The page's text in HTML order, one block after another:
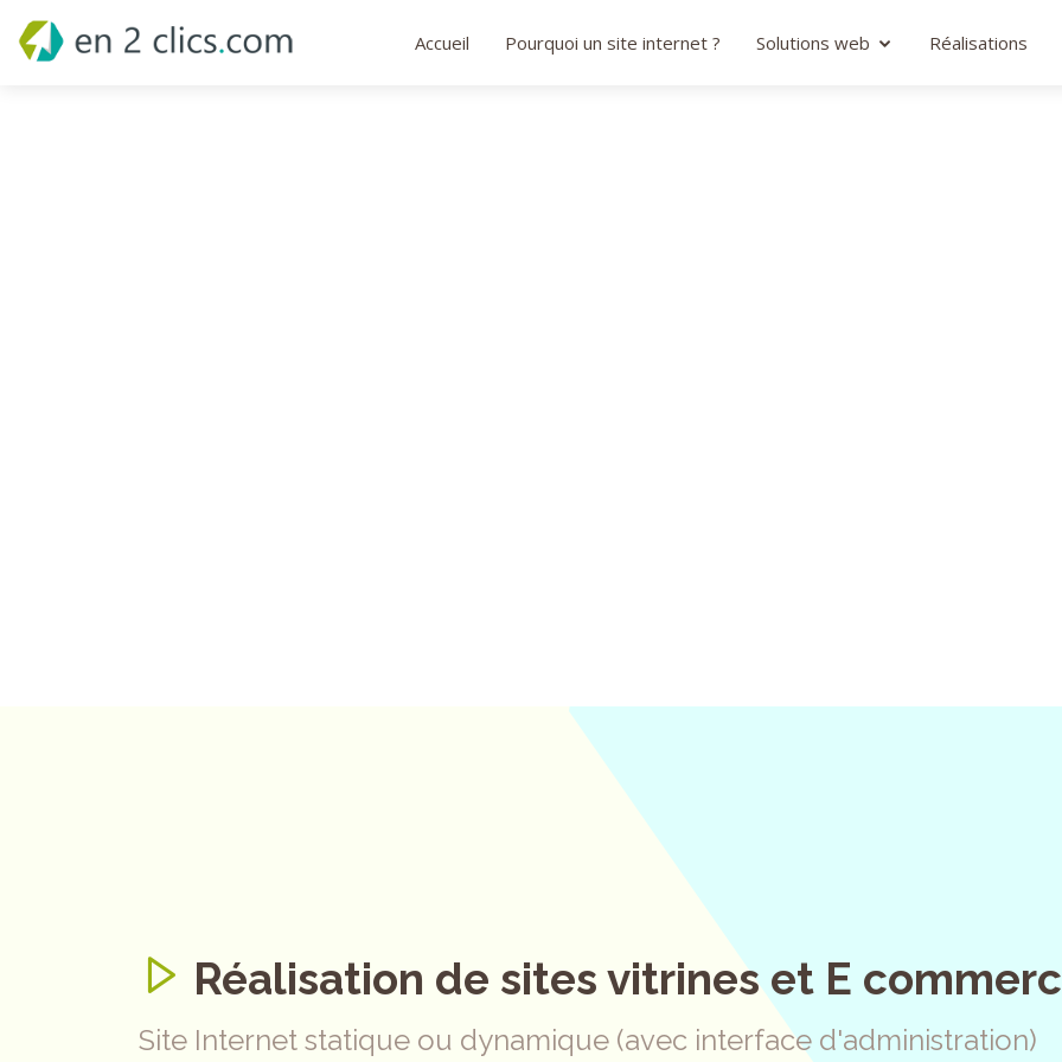
Accueil Pourquoi un site internet ? Solutions web Réalisations
Réalisation de sites vitrines et E
Site Internet statique ou dynamique (avec interface d'administration)